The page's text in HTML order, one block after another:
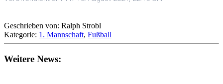
Geschrieben von: Ralph Strobl
Kategorie: 1. Mannschaft, Fußball
Weitere News: